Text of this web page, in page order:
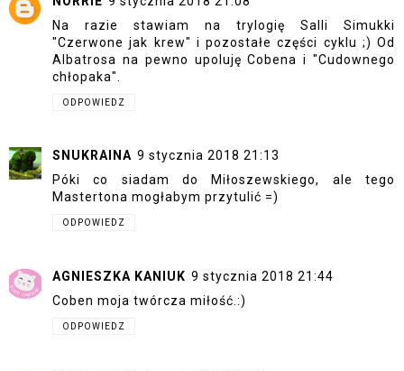
Na razie stawiam na trylogię Salli Simukki
"Czerwone jak krew" i pozostałe części cyklu ;) Od
Albatrosa na pewno upoluję Cobena i "Cudownego
chłopaka".
ODPOWIEDZ
SNUKRAINA 9 stycznia 2018 21:13
Póki co siadam do Miłoszewskiego, ale tego
Mastertona mogłabym przytulić =)
ODPOWIEDZ
AGNIESZKA KANIUK 9 stycznia 2018 21:44
Coben moja twórcza miłość.:)
ODPOWIEDZ